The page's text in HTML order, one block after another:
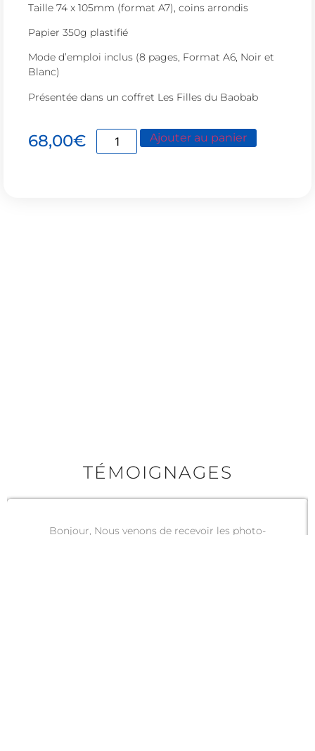
Taille 74 x 105mm (format A7), coins arrondis
Papier 350g plastifié
Mode d’emploi inclus (8 pages, Format A6, Noir et
Blanc)
Présentée dans un coffret Les Filles du Baobab
68,00€ Ajouter au panier
TÉMOIGNAGES
Bonjour, Nous venons de recevoir les photo-